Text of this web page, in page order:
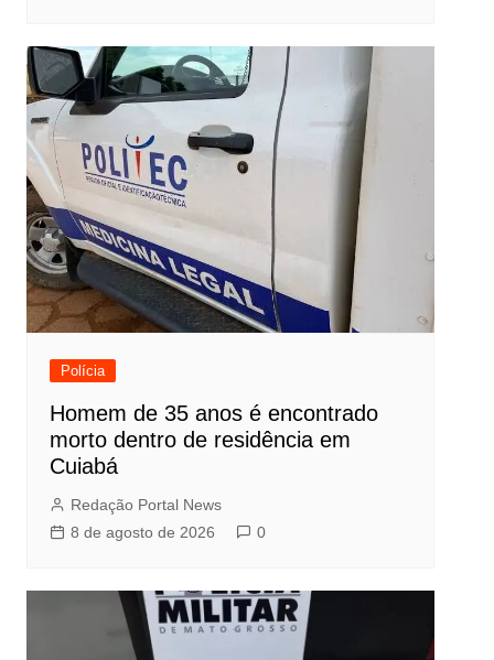
Polícia
Homem de 35 anos é encontrado
morto dentro de residência em
Cuiabá
Redação Portal News
8 de agosto de 2026
0